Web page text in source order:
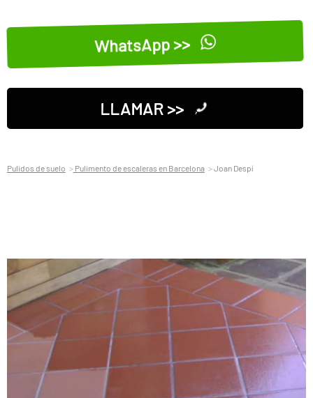
WhatsApp >>
LLAMAR >>
Pulidos de suelo Pulimento de escaleras en Barcelona Joan Despí